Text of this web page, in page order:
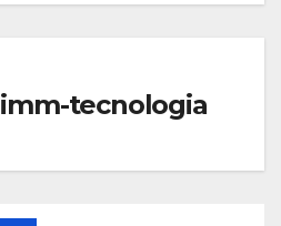
imm-tecnologia